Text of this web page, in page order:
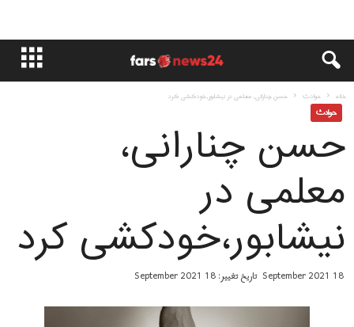
خانه حوادث حسن چنارانی، معلمی در نیشابور،خودکشی کرد
حوادث
حسن چنارانی،
معلمی در
نیشابور،خودکشی کرد
18 September 2021 تاریخ تغییر: 18 September 2021